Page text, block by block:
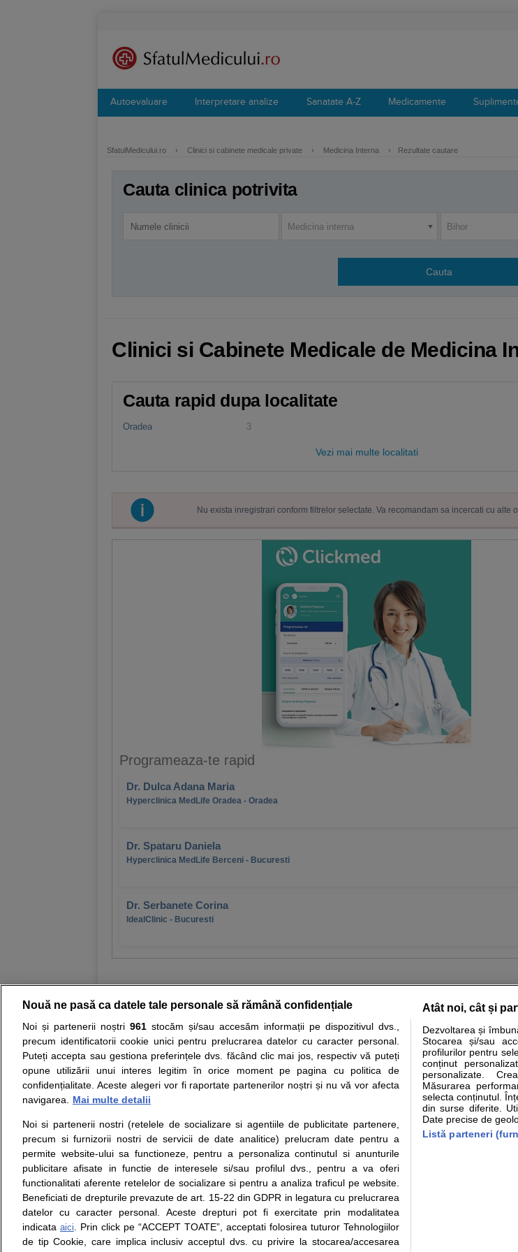
Autoevaluare Interpretare analize Sanatate A-Z Medicamente
SfatulMedicului.ro › Clinici si cabinete medicale private › Medicina Interna › Rezultate cautare
Cauta clinica potrivita
Medicina interna Bihor
Clinici si Cabinete Medicale de Medicina
Cauta rapid dupa localitate
Oradea 3
Vezi mai multe localitati
Nu exista inregistrari conform filtrelor selectate. Va recomandam sa incercati cu alte
Programeaza-te rapid
Dr. Dulca Adana Maria
Hyperclinica MedLife Oradea - Oradea
Dr. Spataru Daniela
Hyperclinica MedLife Berceni - Bucuresti
Dr. Serbanete Corina
IdealClinic - Bucuresti
Resurse: Autoevaluare simptome Interpretare analize Specialitati medicale Boli si
Opiniile avizate ale medicilor, sfaturile si orice alte informatii despre sanatate disponibile pe
nici diagnosticul stabilit in urma investigatiilor si analizelor medicale. Va sfatuim, ca pe langa informatia
ii punem la dispozitie pentru programare in sistemul de programari la medic Clickmed.
Despre noi
Despre noi
Contact
Intrebari frecvente
Consultanti
medicali
Legal
Termeni si conditii
Politica de
confidentialitate
Politica de cookie
Modifica Setarile Cookie
Drepturile consumatorului
Protectia consumatorilor - ANPC
Solutionarea Alternativa a
Litigiilor
Info consumator: 0800.080.999
Formulare europene - CNAS
Ministerul Sanatatii - ANMDM
© Copyright © 2005 - 2026
Nouă ne pasă ca datele tale personale să rămână confidențiale
Noi și partenerii noștri 961stocăm și/sau accesăm informații pe dispozitivul dvs.,
precum identificatorii cookie unici pentru prelucrarea datelor cu caracter personal.
Puteți accepta sau gestiona preferințele dvs. făcând clic mai jos, respectiv vă puteți
opune utilizării unui interes legitim în orice moment pe pagina cu politica de
confidențialitate. Aceste alegeri vor fi raportate partenerilor noștri și nu vă vor afecta
navigarea.
Mai multe detalii
Noi si partenerii nostri (retelele de socializare si agentiile de publicitate partenere,
precum si furnizorii nostri de servicii de date analitice) prelucram date pentru a
permite website-ului sa functioneze, pentru a personaliza continutul si anunturile
publicitare afisate in functie de interesele si/sau profilul dvs., pentru a va oferi
functionalitati aferente retelelor de socializare si pentru a analiza traficul pe website.
Beneficiati de drepturile prevazute de art. 15-22 din GDPR in legatura cu prelucrarea
datelor cu caracter personal. Aceste drepturi pot fi exercitate prin modalitatea
indicata aici. Prin click pe “ACCEPT TOATE”, acceptati folosirea tuturor Tehnologiilor
de tip Cookie, care implica inclusiv acceptul dvs. cu privire la stocarea/accesarea
Atât noi, cât și
Dezvoltarea și
Stocarea și/sau
profilurilor pentru
conținut
personalizate.
Măsurarea
selecta conținutul.
din surse diferite.
Date precise de
Listă parteneri